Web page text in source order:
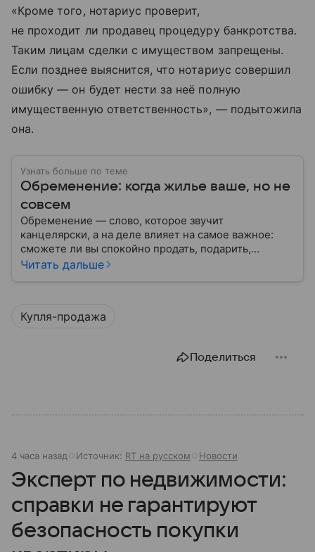
«Кроме того, нотариус проверит,
не проходит ли продавец процедуру банкротства.
Таким лицам сделки с имуществом запрещены.
Если позднее выяснится, что нотариус совершил
ошибку — он будет нести за неё полную
имущественную ответственность», — подытожила
она.
Узнать больше по теме
Обременение: когда жилье ваше, но не
совсем
Обременение — слово, которое звучит
канцелярски, а на деле влияет на самое важное:
сможете ли вы спокойно продать, подарить,
заложить или даже иногда нормально пользоваться
Читать дальше
Купля-продажа
Поделиться
4 часа назад Источник: RT на русском Новости
Эксперт по недвижимости:
справки не гарантируют
безопасность покупки